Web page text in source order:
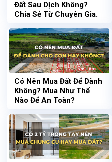
Đất Sau Dịch Không?
Chia Sẻ Từ Chuyên Gia.
Có Nên Mua Đất Để Dành
Không? Mua Như Thế
Nào Để An Toàn?